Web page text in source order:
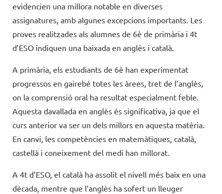
evidencien una millora notable en diverses
assignatures, amb algunes excepcions importants. Les
proves realitzades als alumnes de 6è de primària i 4t
d’ESO indiquen una baixada en anglès i català.
A primària, els estudiants de 6è han experimentat
progressos en gairebé totes les àrees, tret de l’anglès,
on la comprensió oral ha resultat especialment feble.
Aquesta davallada en anglès és significativa, ja que el
curs anterior va ser un dels millors en aquesta matèria.
En canvi, les competències en matemàtiques, català,
castellà i coneixement del medi han millorat.
A 4t d’ESO, el català ha assolit el nivell més baix en una
dècada, mentre que l’anglès ha sofert un lleuger